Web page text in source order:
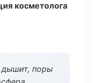
косметолога
поры